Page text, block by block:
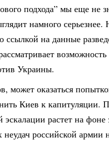
подхода” мы еще не
намного серьезнее.
ссылкой на данные
Украины.
может оказаться
Киев к капитуляции.
растет на фоне
российской армии